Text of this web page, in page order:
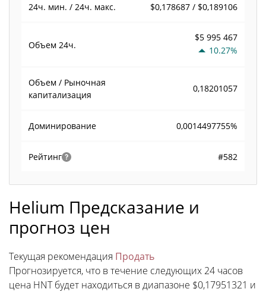
24ч. мин. / 24ч. макс. $0,178687 / $0,189106
Объем 24ч.
$5 995 467
10.27%
Объем / Рыночная
капитализация
0,18201057
Доминирование 0,0014497755%
Рейтинг #582
Helium Предсказание и
прогноз цен
Текущая рекомендация Продать
Прогнозируется, что в течение следующих 24 часов
цена HNT будет находиться в диапазоне $0,17951321 и